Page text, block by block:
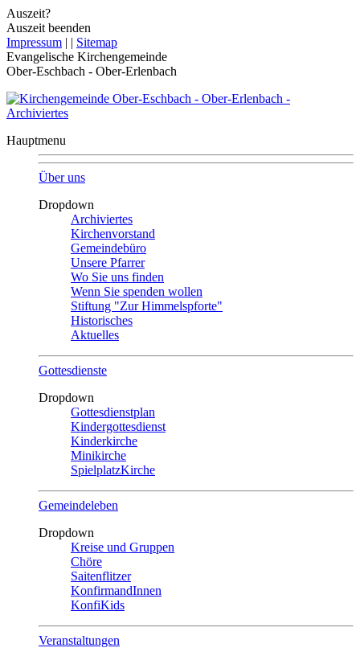
Auszeit?
Auszeit beenden
Impressum | | Sitemap
Evangelische Kirchengemeinde
Ober-Eschbach - Ober-Erlenbach
Hauptmenu
Über uns
Dropdown
Archiviertes
Kirchenvorstand
Gemeindebüro
Unsere Pfarrer
Wo Sie uns finden
Wenn Sie spenden wollen
Stiftung "Zur Himmelspforte"
Historisches
Aktuelles
Gottesdienste
Dropdown
Gottesdienstplan
Kindergottesdienst
Kinderkirche
Minikirche
SpielplatzKirche
Gemeindeleben
Dropdown
Kreise und Gruppen
Chöre
Saitenflitzer
KonfirmandInnen
KonfiKids
Veranstaltungen